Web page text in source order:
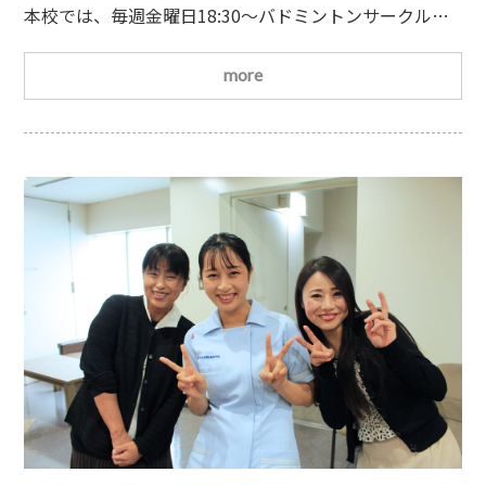
本校では、毎週金曜日18:30〜バドミントンサークルが
元気に活動中
このサークルの魅力はなんといっても…
／学科関係なく誰でも参加OK
ない他学科の学生とも、スポーツを通して楽しく交流
さらに。学科を超えた交流を通して、将来の現場で求
身につけることも目的としているんです
more